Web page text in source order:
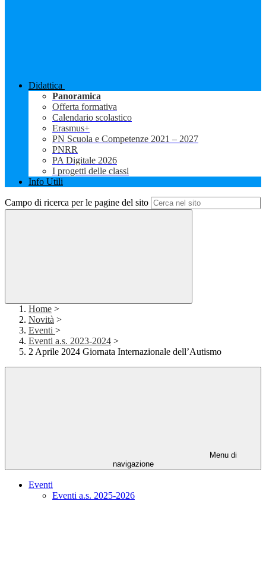
Didattica
Panoramica
Offerta formativa
Calendario scolastico
Erasmus+
PN Scuola e Competenze 2021 – 2027
PNRR
PA Digitale 2026
I progetti delle classi
Info Utili
Campo di ricerca per le pagine del sito
Home >
Novità >
Eventi >
Eventi a.s. 2023-2024 >
2 Aprile 2024 Giornata Internazionale dell’Autismo
Menu di
navigazione
Eventi
Eventi a.s. 2025-2026